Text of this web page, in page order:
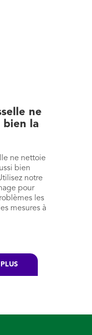
ne
bien la
ne nettoie
bien
notre
pour
les
mesures à